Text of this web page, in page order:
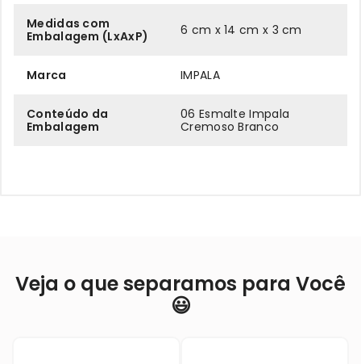
Medidas com
Embalagem (LxAxP)
6 cm x 14 cm x 3 cm
Marca IMPALA
Conteúdo da
Embalagem
06 Esmalte Impala
Cremoso Branco
Veja o que separamos para Você
😃